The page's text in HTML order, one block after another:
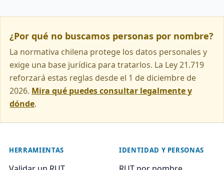
¿Por qué no buscamos personas por nombre?
La normativa chilena protege los datos personales y
exige una base jurídica para tratarlos. La Ley 21.719
reforzará estas reglas desde el 1 de diciembre de
2026. Mira qué puedes consultar legalmente y
dónde.
HERRAMIENTAS IDENTIDAD Y PERSONAS